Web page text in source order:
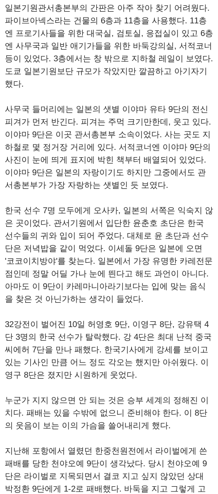
일본기원관서총본부의 간판은 아주 작아 찾기 어려웠다.
파이브아넥스라는 건물의 6층과 11층을 사용했다. 11층
엔 프로기사들을 위한 대국실, 검토실, 응접실이 있고 6층
엔 사무국과 일반 애기가들을 위한 바둑강의실, 서적코너
등이 있었다. 3층에서는 창 밖으로 지하철 레일이 보였다.
도쿄 일본기원보단 규모가 작았지만 깔끔하고 아기자기
했다.
사무국 들머리에는 일본의 샛별 이야마 유타 9단의 전신
피겨가 먼저 반긴다. 피겨는 주먹 크기만한데, 웃고 있다.
이야마 9단은 이곳 관서총본부 소속이었다. 사는 곳도 지
하철로 몇 정거장 거리에 있다. 서적코너엔 이야마 9단의
사진이 눈에 띄게 표지에 박힌 책부터 배열되어 있었다.
이야마 9단은 일본의 자랑이기도 하지만 그중에서도 관
서총본부가 가장 자랑하는 샛별인 듯 보였다.
한국 선수 7명 모두에게 오사카, 일본의 서쪽은 익숙지 않
은 곳이었다. 관서기원에서 입단한 윤춘호 초단은 한국
선수들의 귀와 입이 되어 주었다. 대체로 윤 초단과 선수
단은 저녁밥을 같이 먹었다. 이세돌 9단은 일본에 오면
'코코이치방야'를 찾는다. 일본에서 가장 유명한 카레전문
점인데 정말 어딜 가나 눈에 띈다고 해도 과언이 아니다.
아마도 이 9단이 카레마니아라기보다는 입에 맞는 음식
을 찾은 것 아닌가하는 생각이 들었다.
32강전이 벌어진 10일 허영호 9단, 이영구 8단, 강유택 4
단 3명의 한국 선수가 탈락했다. 강 4단은 최대 난적 중국
씨에허 7단을 만나 패했다. 한국기사에게 강세를 보이고
있는 기사인 만큼 어느 정도 각오는 했지만 아쉬웠다. 이
영구 8단은 졌지만 시원하게 웃었다.
누군가 지지 않으면 안 되는 것은 승부 세계의 정해진 이
치다. 패배는 있을 수밖에 없으니 준비해야 한다. 이 8단
의 웃음이 보는 이의 가슴을 쓸어내리게 했다.
지난해 포항에서 열렸던 한중천원전에서 라이벌에게 쓴
패배를 당한 천야오예 9단이 생각났다. 당시 천야오예 9
단은 라이벌로 지목되면서 결코 지고 싶지 않았던 상대
박정환 9단에게 1-2로 패배했다. 바둑을 지고 그렇게 고